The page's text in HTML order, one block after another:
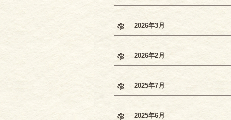
2026年3月
2026年2月
2025年7月
2025年6月